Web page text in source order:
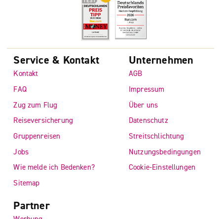
Service & Kontakt
Kontakt
FAQ
Zug zum Flug
Reiseversicherung
Gruppenreisen
Jobs
Wie melde ich Bedenken?
Sitemap
Unternehmen
AGB
Impressum
Über uns
Datenschutz
Streitschlichtung
Nutzungsbedingungen
Cookie-Einstellungen
Partner